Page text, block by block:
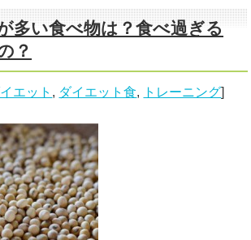
多い食べ物は？食べ過ぎる
？
エット , ダイエット食, トレーニング]